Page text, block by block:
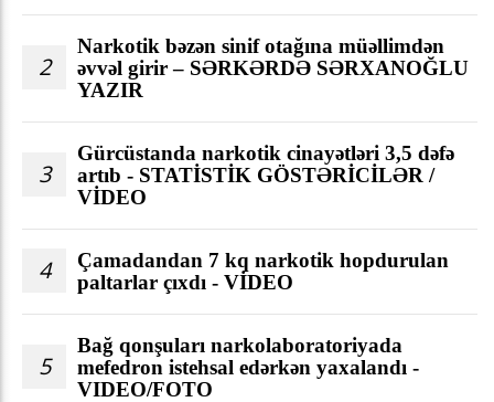
2
Narkotik bəzən sinif otağına müəllimdən
əvvəl girir – SƏRKƏRDƏ SƏRXANOĞLU
YAZIR
3
Gürcüstanda narkotik cinayətləri 3,5 dəfə
artıb - STATİSTİK GÖSTƏRİCİLƏR /
VİDEO
4
Çamadandan 7 kq narkotik hopdurulan
paltarlar çıxdı - VİDEO
5
Bağ qonşuları narkolaboratoriyada
mefedron istehsal edərkən yaxalandı -
VIDEO/FOTO